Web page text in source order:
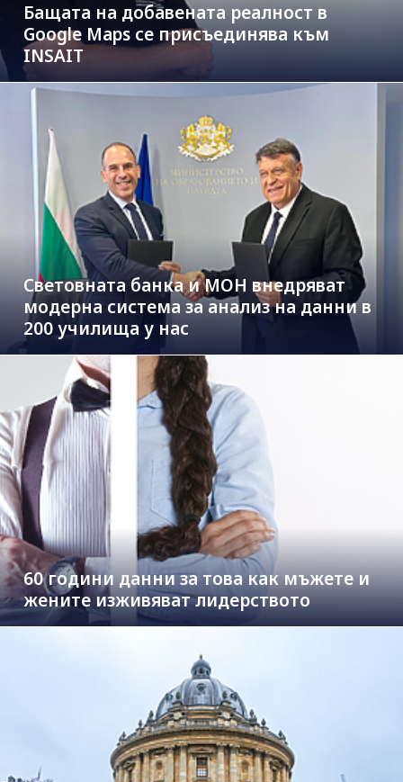
Бащата на добавената реалност в
Google Maps се присъединява към
INSAIT
Световната банка и МОН внедряват
модерна система за анализ на данни в
200 училища у нас
60 години данни за това как мъжете и
жените изживяват лидерството